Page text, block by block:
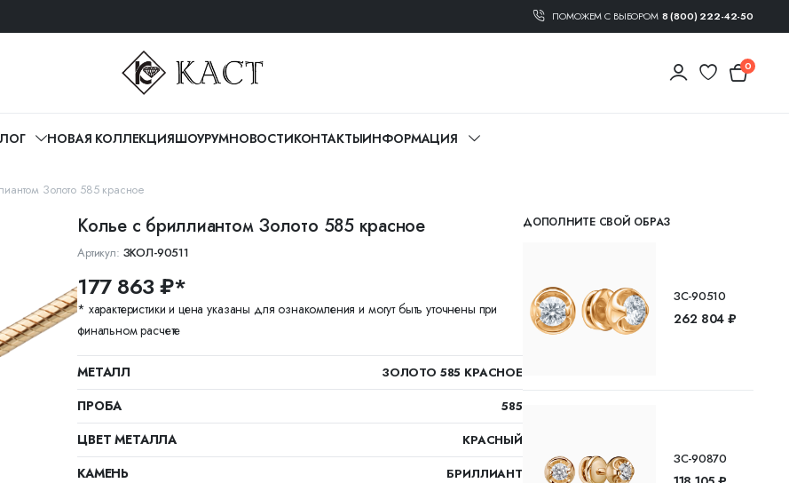
ПОМОЖЕМ С ВЫБОРОМ 8 (800) 222-42-50
0
НОВАЯ КОЛЛЕКЦИЯШОУРУМНОВОСТИКОНТАКТЫИНФОРМАЦИЯ
Золото 585 красное
Колье с бриллиантом Золото 585 красное
Артикул: ЗКОЛ-90511
177 863 ₽*
* характеристики и цена указаны для ознакомления и могут быть уточнены при
финальном расчете
МЕТАЛЛ ЗОЛОТО 585 КРАСНОЕ
ПРОБА 585
ЦВЕТ МЕТАЛЛА КРАСНЫЙ
КАМЕНЬ БРИЛЛИАНТ
ДОПОЛНИТЕ СВОЙ ОБРАЗ
ЗС-90510
262 804 ₽
ЗС-90870